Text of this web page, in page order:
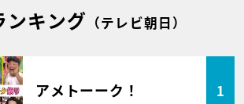
ンキング （テレビ朝日）
アメトーーク！ 1